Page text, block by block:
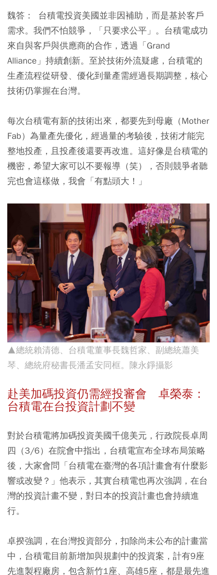
魏答： 台積電投資美國並非因補助，而是基於客戶
需求。我們不怕競爭，「只要求公平」。台積電成功
來自與客戶與供應商的合作，透過「Grand
Alliance」持續創新。至於技術外流疑慮，台積電的
生產流程從研發、優化到量產需經過長期調整，核心
技術仍掌握在台灣。
每次台積電有新的技術出來，都要先到母廠（Mother
Fab）為量產先優化，經過量的考驗後，技術才能完
整地投產，且投產後還要再改進。這好像是台積電的
機密，希望大家可以不要報導（笑），否則競爭者聽
完也會這樣做，我會「有點頭大！」
▲總統賴清德、台積電董事長魏哲家、副總統蕭美
琴、總統府秘書長潘孟安同框。陳永錚攝影
赴美加碼投資仍需經投審會 卓榮泰：
台積電在台投資計劃不變
對於台積電將加碼投資美國千億美元，行政院長卓周
四（3/6）在院會中指出，台積電宣布全球布局策略
後，大家會問「台積電在臺灣的各項計畫會有什麼影
響或改變？」他表示，其實台積電也再次強調，在台
灣的投資計畫不變，對日本的投資計畫也會持續進
行。
卓揆強調，在台灣投資部分，扣除尚未公布的計畫當
中，台積電目前新增加與規劃中的投資案，計有9座
先進製程廠房，包含新竹1座、高雄5座，都是最先進